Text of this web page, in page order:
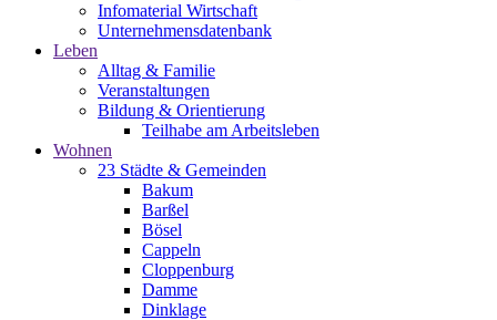
Infomaterial Wirtschaft
Unternehmensdatenbank
Leben
Alltag & Familie
Veranstaltungen
Bildung & Orientierung
Teilhabe am Arbeitsleben
Wohnen
23 Städte & Gemeinden
Bakum
Barßel
Bösel
Cappeln
Cloppenburg
Damme
Dinklage